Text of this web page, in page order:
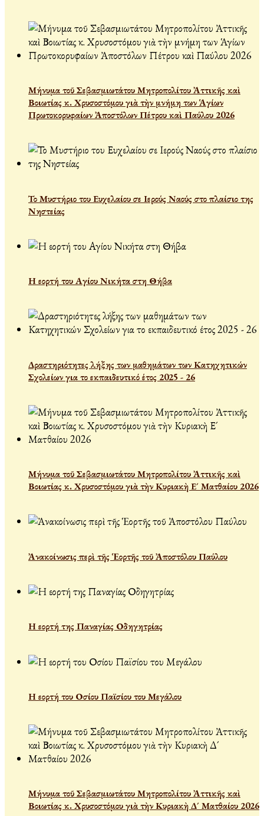
Μήνυμα τοῦ Σεβασμιωτάτου Μητροπολίτου Ἀττικῆς καὶ
Βοιωτίας κ. Χρυσοστόμου γιὰ τὴν μνήμη των Ἁγίων
Πρωτοκορυφαίων Ἀποστόλων Πέτρου καὶ Παύλου 2026
Το Μυστήριο του Ευχελαίου σε Ιερούς Ναούς στο πλαίσιο της
Νηστείας
Η εορτή του Αγίου Νικήτα στη Θήβα
Δραστηριότητες λήξης των μαθημάτων των Κατηχητικών
Σχολείων για το εκπαιδευτικό έτος 2025 - 26
Μήνυμα τοῦ Σεβασμιωτάτου Μητροπολίτου Ἀττικῆς καὶ
Βοιωτίας κ. Χρυσοστόμου γιὰ τὴν Κυριακὴ Ε´ Ματθαίου 2026
Ἀνακοίνωσις περὶ τῆς Ἑορτῆς τοῦ Ἀποστόλου Παύλου
Η εορτή της Παναγίας Οδηγητρίας
Η εορτή του Οσίου Παϊσίου του Μεγάλου
Μήνυμα τοῦ Σεβασμιωτάτου Μητροπολίτου Ἀττικῆς καὶ
Βοιωτίας κ. Χρυσοστόμου γιὰ τὴν Κυριακὴ Δ´ Ματθαίου 2026